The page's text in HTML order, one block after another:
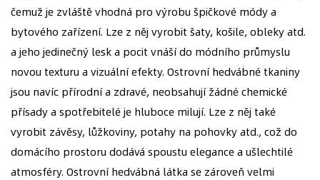
čemuž je zvláště vhodná pro výrobu špičkové módy a
bytového zařízení. Lze z něj vyrobit šaty, košile, obleky atd.
a jeho jedinečný lesk a pocit vnáší do módního průmyslu
novou texturu a vizuální efekty. Ostrovní hedvábné tkaniny
jsou navíc přírodní a zdravé, neobsahují žádné chemické
přísady a spotřebitelé je hluboce milují. Lze z něj také
vyrobit závěsy, lůžkoviny, potahy na pohovky atd., což do
domácího prostoru dodává spoustu elegance a ušlechtilé
atmosféry. Ostrovní hedvábná látka se zároveň velmi